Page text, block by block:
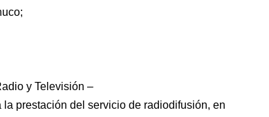
y Televisión –
la prestación del servicio de radiodifusión, en